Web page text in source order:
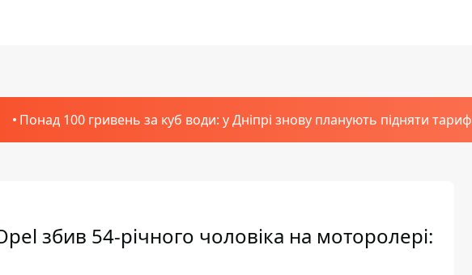
Понад 100 гривень за куб води: у Дніпрі знову планують підняти тариф
збив 54-річного чоловіка на моторолері: